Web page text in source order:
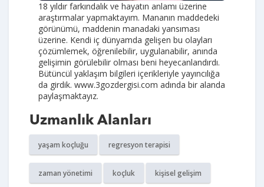
18 yıldır farkındalık ve hayatın anlamı üzerine
araştırmalar yapmaktayım. Mananın maddedeki
görünümü, maddenin manadaki yansıması
üzerine. Kendi iç dünyamda gelişen bu olayları
çözümlemek, öğrenilebilir, uygulanabilir, anında
gelişimin görülebilir olması beni heyecanlandırdı.
Bütüncül yaklaşım bilgileri içerikleriyle yayıncılığa
da girdik. www.3gozdergisi.com adında bir alanda
paylaşmaktayız.
Uzmanlık Alanları
yaşam koçluğu regresyon terapisi
zaman yönetimi koçluk kişisel gelişim